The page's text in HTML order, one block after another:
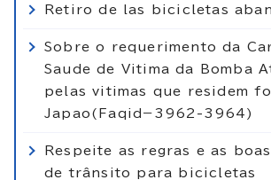
Retiro de las bicicletas
Sobre o requerimento da
Saude de Vitima da Bomba
pelas vitimas que residem
Japao(Faqid−3962-3964)
Respeite as regras e as
de trânsito para bicicletas